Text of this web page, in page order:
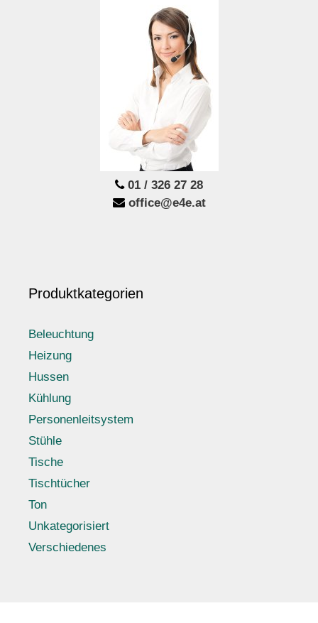
01 / 326 27 28
office@e4e.at
Produktkategorien
Beleuchtung
Heizung
Hussen
Kühlung
Personenleitsystem
Stühle
Tische
Tischtücher
Ton
Unkategorisiert
Verschiedenes